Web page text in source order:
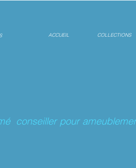
ACCUEIL COLLECTIONS
conseiller pour